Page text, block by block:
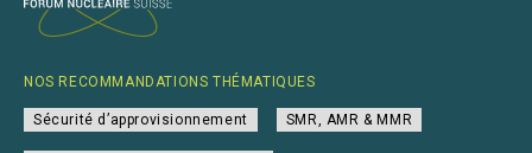
NOS RECOMMANDATIONS THÉMATIQUES
Sécurité d’approvisionnement SMR, AMR & MMR